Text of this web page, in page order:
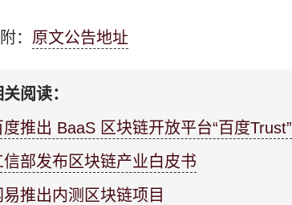
附： 原文公告地址
阅读：
度推出 BaaS 区块链开放平台“百度Trust”
信部发布区块链产业白皮书
易推出内测区块链项目